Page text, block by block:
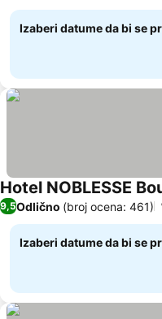
Izaberi datume da bi se
Hotel NOBLESSE
9,5Odlično (broj ocena: 461)
Izaberi datume da bi se